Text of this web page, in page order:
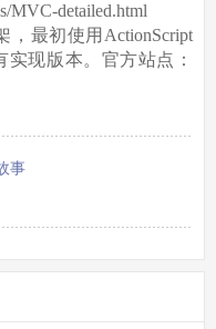
MVC-detailed.html
最初使用ActionScript
现版本。官方站点：
事